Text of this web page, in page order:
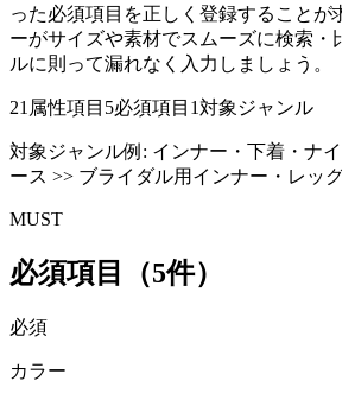
った必須項目を正しく登録することが
ーがサイズや素材でスムーズに検索・
ルに則って漏れなく入力しましょう。
21 属性項目 5必須項目 1対象ジャンル
対象ジャンル例: インナー・下着・ナ
ース >> ブライダル用インナー・レッ
MUST
必須項目（5件）
必須
カラー